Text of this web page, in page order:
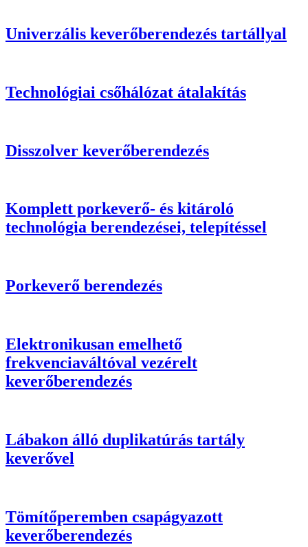
Univerzális keverőberendezés tartállyal
Technológiai csőhálózat átalakítás
Disszolver keverőberendezés
Komplett porkeverő- és kitároló
technológia berendezései, telepítéssel
Porkeverő berendezés
Elektronikusan emelhető
frekvenciaváltóval vezérelt
keverőberendezés
Lábakon álló duplikatúrás tartály
keverővel
Tömítőperemben csapágyazott
keverőberendezés